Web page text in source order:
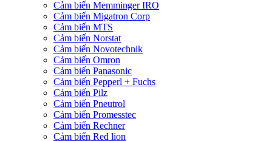
Cảm biến Memminger IRO
Cảm biến Migatron Corp
Cảm biến MTS
Cảm biến Norstat
Cảm biến Novotechnik
Cảm biến Omron
Cảm biến Panasonic
Cảm biến Pepperl + Fuchs
Cảm biến Pilz
Cảm biến Pneutrol
Cảm biến Promesstec
Cảm biến Rechner
Cảm biến Red lion